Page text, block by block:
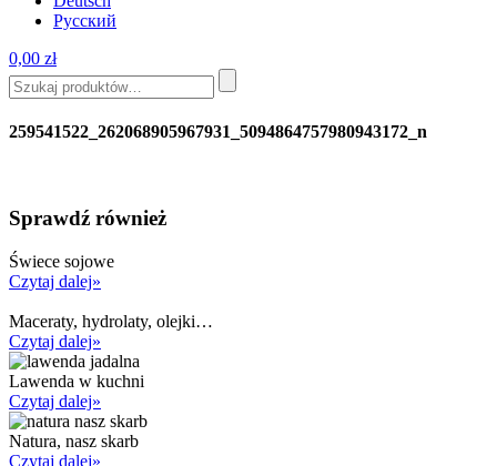
Русский
0,00 zł
259541522_262068905967931_5094864757980943172_n
Sprawdź również
Świece sojowe
Czytaj dalej»
Maceraty, hydrolaty, olejki…
Czytaj dalej»
Lawenda w kuchni
Czytaj dalej»
Natura, nasz skarb
Czytaj dalej»